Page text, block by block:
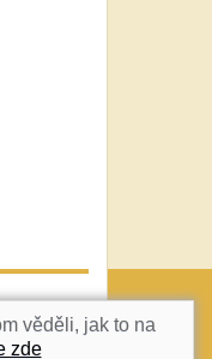
NAHORU
věděli, jak to na
zde